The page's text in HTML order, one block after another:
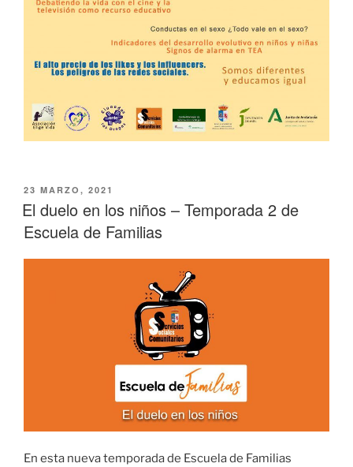
PUBLICADO
EL
23 MARZO, 2021
El duelo en los niños – Temporada 2 de
Escuela de Familias
En esta nueva temporada de Escuela de Familias